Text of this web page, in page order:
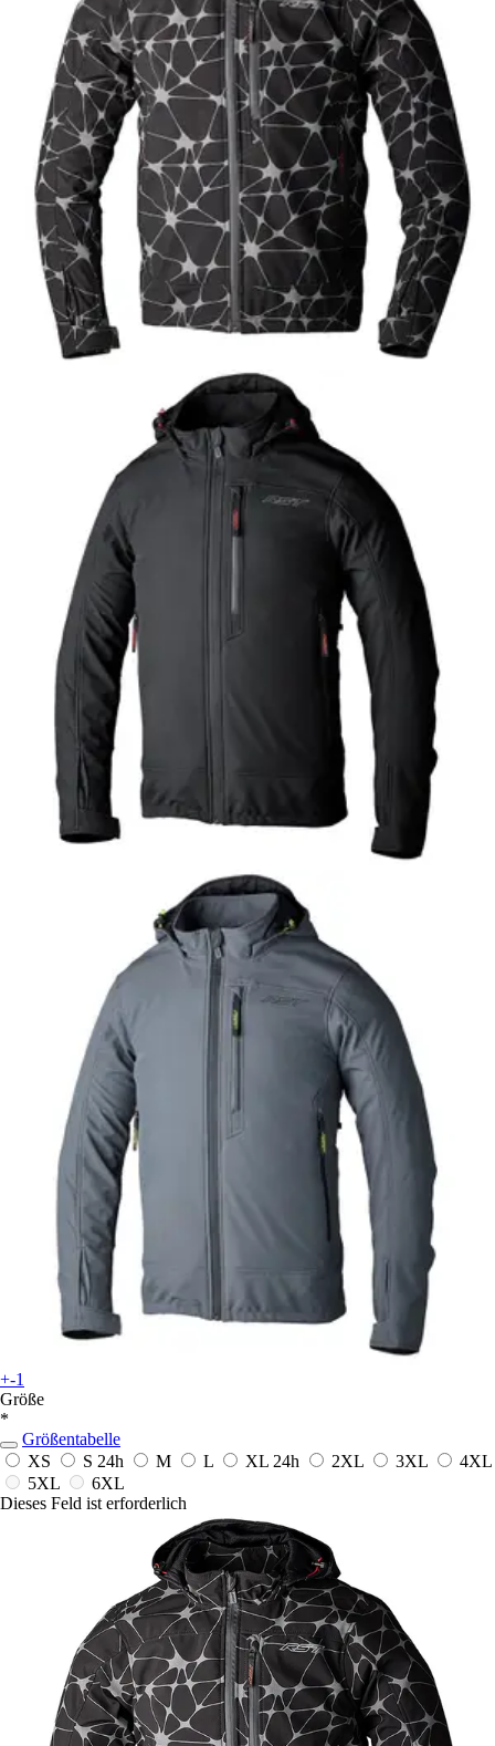
+-1
Größe
*
Größentabelle
XS
S 24h M L XL 24h 2XL 3XL
4XL
5XL
6XL
Dieses Feld ist erforderlich